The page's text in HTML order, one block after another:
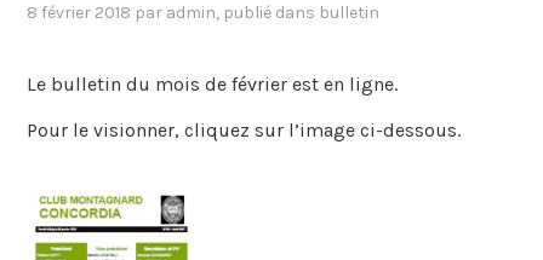
8 février 2018 par admin, publié dans bulletin
Le bulletin du mois de février est en ligne.
Pour le visionner, cliquez sur l’image ci-dessous.